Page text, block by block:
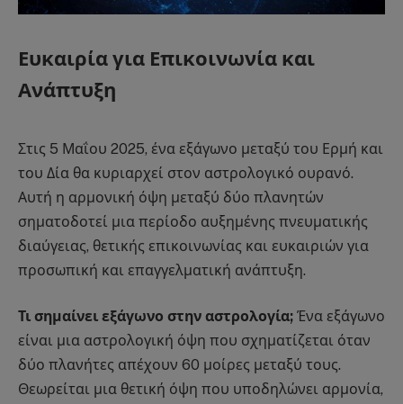
Ευκαιρία για Επικοινωνία και
Ανάπτυξη
Στις 5 Μαΐου 2025, ένα εξάγωνο μεταξύ του Ερμή και
του Δία θα κυριαρχεί στον αστρολογικό ουρανό.
Αυτή η αρμονική όψη μεταξύ δύο πλανητών
σηματοδοτεί μια περίοδο αυξημένης πνευματικής
διαύγειας, θετικής επικοινωνίας και ευκαιριών για
προσωπική και επαγγελματική ανάπτυξη.
Τι σημαίνει εξάγωνο στην αστρολογία; Ένα εξάγωνο
είναι μια αστρολογική όψη που σχηματίζεται όταν
δύο πλανήτες απέχουν 60 μοίρες μεταξύ τους.
Θεωρείται μια θετική όψη που υποδηλώνει αρμονία,